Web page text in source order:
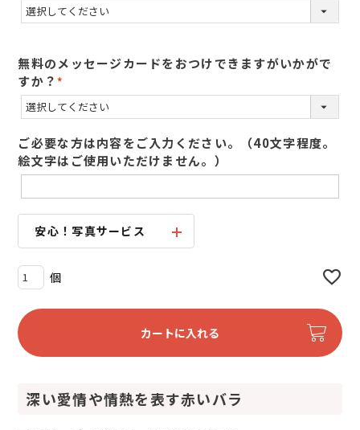
)
無料のメッセージカードをおつけできますがいかがで
すか？
(
必
)
ご必要な方は内容をご入力ください。（40文字程度。
絵文字はご使用いただけません。）
安心！写真サービス
カートに入れる
深い愛情や情熱を表す赤いバラ